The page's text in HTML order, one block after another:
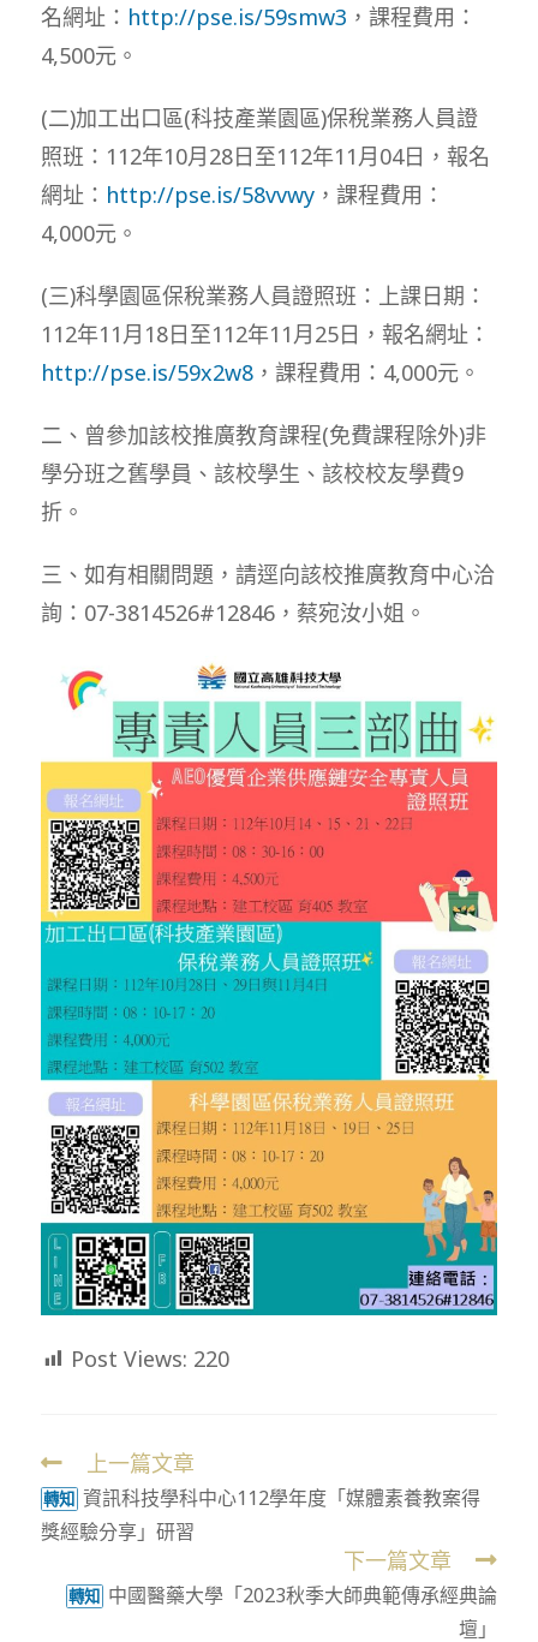
名網址： http://pse.is/59smw3 ，課程費用：
4,500元。
(二)加工出口區(科技產業園區)保稅業務人員證
照班：112年10月28日至112年11月04日，報名
網址： http://pse.is/58vvwy，課程費用：
4,000元。
(三)科學園區保稅業務人員證照班：上課日期：
112年11月18日至112年11月25日，報名網址：
http://pse.is/59x2w8，課程費用：4,000元。
二、曾參加該校推廣教育課程(免費課程除外)非
學分班之舊學員、該校學生、該校校友學費9
折。
三、如有相關問題，請逕向該校推廣教育中心洽
詢：07-3814526#12846，蔡宛汝小姐。
Post Views: 220
Read
more
articles
上一篇文章
轉知 資訊科技學科中心112學年度「媒體素養教案得
獎經驗分享」研習
下一篇文章
轉知 中國醫藥大學「2023秋季大師典範傳承經典論
壇」